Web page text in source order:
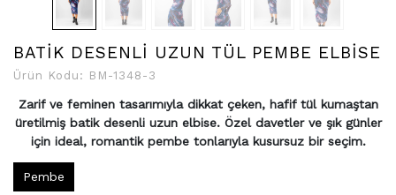
BATİK DESENLİ UZUN TÜL PEMBE ELBİSE
Ürün Kodu: BM-1348-3
Zarif ve feminen tasarımıyla dikkat çeken, hafif tül kumaştan
üretilmiş batik desenli uzun elbise. Özel davetler ve şık günler
için ideal, romantik pembe tonlarıyla kusursuz bir seçim.
Pembe